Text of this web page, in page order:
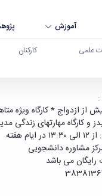
آموزش
علمی کارکنان
مر کز مشاوره
:
از ازدواج * کارگاه ویژه
و کارگاه مهارتهای
هفته
مشاوره دانشجویی
رایگان می باشد